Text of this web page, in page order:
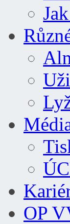
OP